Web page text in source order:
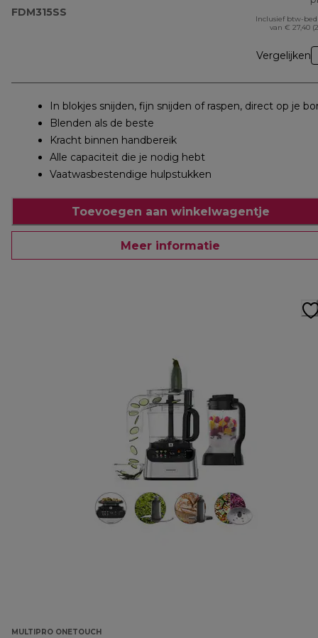
FDM315SS
Inclusief btw-
van € 27,40
Vergelijken
In blokjes snijden, fijn snijden of raspen, direct op je
Blenden als de beste
Kracht binnen handbereik
Alle capaciteit die je nodig hebt
Vaatwasbestendige hulpstukken
Toevoegen aan winkelwagentje
Meer informatie
MULTIPRO ONETOUCH